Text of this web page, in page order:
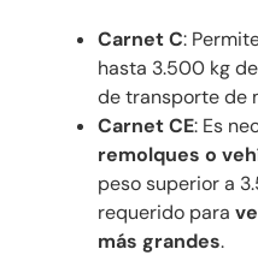
Carnet C:
hasta 3.500 kg
de transporte de
Carnet CE: Es
remolques o
peso superior a
requerido para
más grandes.